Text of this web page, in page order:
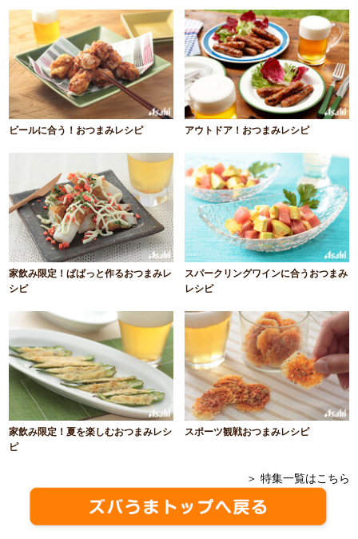
ビールに合う！おつまみレシピ アウトドア！おつまみレシピ
家飲み限定！ぱぱっと作るおつまみレ
シピ
スパークリングワインに合うおつまみ
レシピ
家飲み限定！夏を楽しむおつまみレシ
ピ
スポーツ観戦おつまみレシピ
＞ 特集一覧はこちら